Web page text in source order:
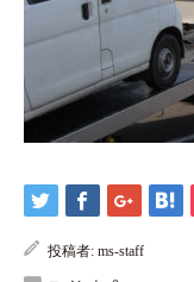
投稿者: ms-staff